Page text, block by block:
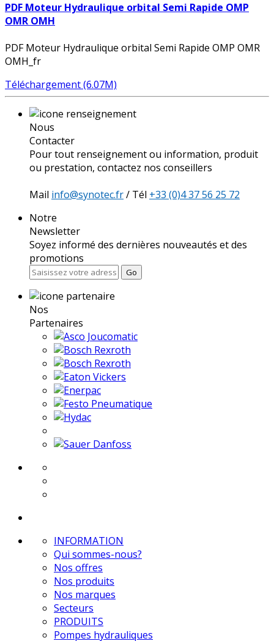
PDF Moteur Hydraulique orbital Semi Rapide OMP
OMR OMH
PDF Moteur Hydraulique orbital Semi Rapide OMP OMR
OMH_fr
Téléchargement (6.07M)
Nous
Contacter
Pour tout renseignement ou information, produit
ou prestation, contactez nos conseillers
Mail info@synotec.fr/ Tél +33 (0)4 37 56 25 72
Notre
Newsletter
Soyez informé des dernières nouveautés et des
promotions
Go
Nos
Partenaires
INFORMATION
Qui sommes-nous?
Nos offres
Nos produits
Nos marques
Secteurs
PRODUITS
Pompes hydrauliques